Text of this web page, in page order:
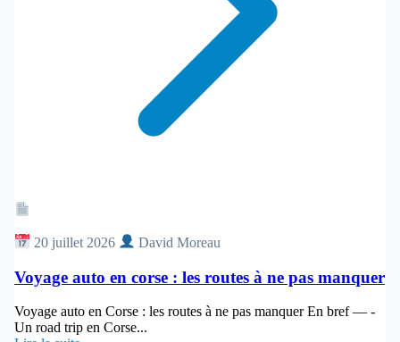
20 juillet 2026
David Moreau
Voyage auto en corse : les routes à ne pas manquer
Voyage auto en Corse : les routes à ne pas manquer En bref — -
Un road trip en Corse...